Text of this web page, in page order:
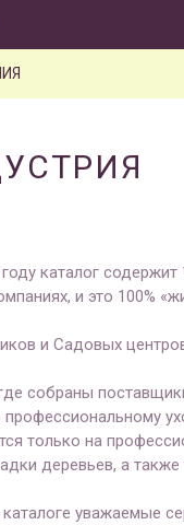
каталог содержит
и это 100%
и Садовых
собраны
только на
деревьев, а также
уважаемые